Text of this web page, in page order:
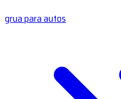
grua para autos